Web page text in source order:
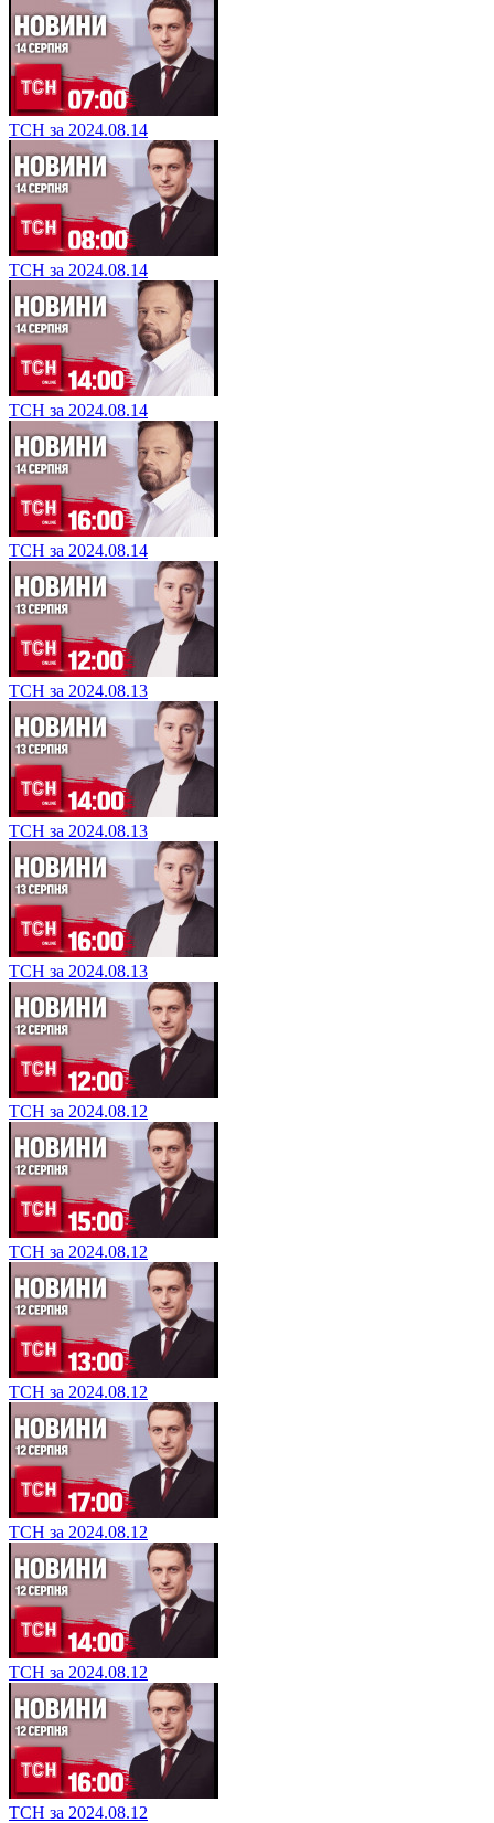
ТСН за 2024.08.14
ТСН за 2024.08.14
ТСН за 2024.08.14
ТСН за 2024.08.14
ТСН за 2024.08.13
ТСН за 2024.08.13
ТСН за 2024.08.13
ТСН за 2024.08.12
ТСН за 2024.08.12
ТСН за 2024.08.12
ТСН за 2024.08.12
ТСН за 2024.08.12
ТСН за 2024.08.12